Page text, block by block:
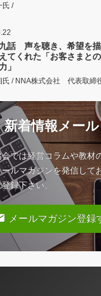
氏 /
話 声を聴き、希望を
てくれた「お客さまと
」
氏 / NNA株式会社 代表取締
新着情報メール
では経営コラムや教材
ルマガジンを発信して
録下さい。
メールマガジン登録